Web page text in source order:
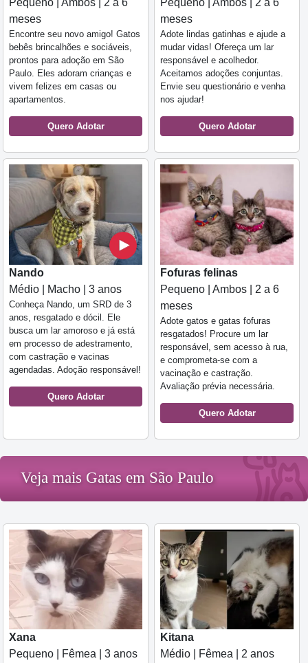
Pequeno | Ambos | 2 a 6
meses
Encontre seu novo amigo! Gatos
bebês brincalhões e sociáveis,
prontos para adoção em São
Paulo. Eles adoram crianças e
vivem felizes em casas ou
apartamentos.
Quero Adotar
Pequeno | Ambos | 2 a 6
meses
Adote lindas gatinhas e ajude a
mudar vidas! Ofereça um lar
responsável e acolhedor.
Aceitamos adoções conjuntas.
Envie seu questionário e venha
nos ajudar!
Quero Adotar
Nando
Médio | Macho | 3 anos
Conheça Nando, um SRD de 3
anos, resgatado e dócil. Ele
busca um lar amoroso e já está
em processo de adestramento,
com castração e vacinas
agendadas. Adoção responsável!
Quero Adotar
Fofuras felinas
Pequeno | Ambos | 2 a 6
meses
Adote gatos e gatas fofuras
resgatados! Procure um lar
responsável, sem acesso à rua,
e comprometa-se com a
vacinação e castração.
Avaliação prévia necessária.
Quero Adotar
Veja mais Gatas em São Paulo
Xana
Pequeno | Fêmea | 3 anos
Kitana
Médio | Fêmea | 2 anos